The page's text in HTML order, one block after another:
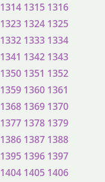
1314 1315 1316
1323 1324 1325
1332 1333 1334
1341 1342 1343
1350 1351 1352
1359 1360 1361
1368 1369 1370
1377 1378 1379
1386 1387 1388
1395 1396 1397
1404 1405 1406